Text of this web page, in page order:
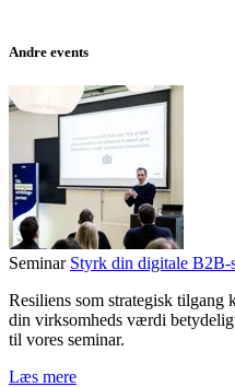
Andre events
Seminar Styrk din digitale B2B-
Resiliens som strategisk tilgang
din virksomheds værdi
til vores seminar.
Læs mere